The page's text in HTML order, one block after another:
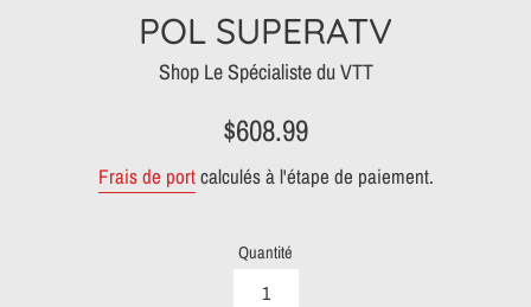
POL SUPERATV
Shop Le Spécialiste du VTT
Prix
$608.99
Frais de portcalculés à l'étape de paiement.
Quantité